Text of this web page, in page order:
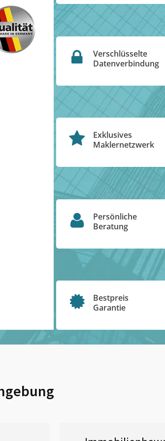
Verschlüsselte
Datenverbindung
Exklusives
Maklernetzwerk
Persönliche
Beratung
Bestpreis
Garantie